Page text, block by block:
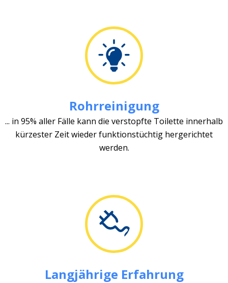
Rohrreinigung
... in 95% aller Fälle kann die verstopfte Toilette innerhalb
kürzester Zeit wieder funktionstüchtig hergerichtet
werden.
Langjährige Erfahrung